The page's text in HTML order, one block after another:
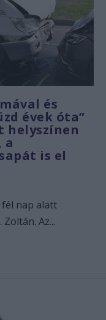
és
évek óta”
a
is el
nap alatt
Az...